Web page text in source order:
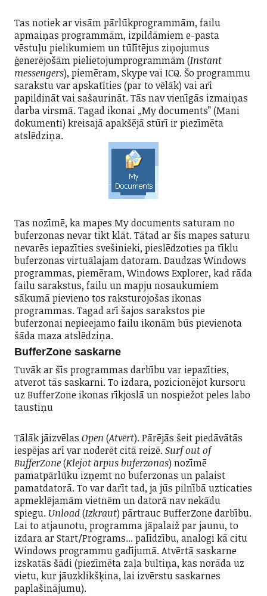
Tas notiek ar visām pārlūkprogrammām, failu
apmaiņas programmām, izpildāmiem e-pasta
vēstuļu pielikumiem un tūlītējus ziņojumus
ģenerējošām pielietojumprogrammām (Instant
messengers), piemēram, Skype vai ICQ. Šo programmu
sarakstu var apskatīties (par to vēlāk) vai arī
papildināt vai sašaurināt. Tās nav vienīgās izmaiņas
darba virsmā. Tagad ikonai „My documents” (Mani
dokumenti) kreisajā apakšējā stūrī ir piezīmēta
atslēdziņa.
Tas nozīmē, ka mapes My documents saturam no
buferzonas nevar tikt klāt. Tātad ar šīs mapes saturu
nevarēs iepazīties svešinieki, pieslēdzoties pa tīklu
buferzonas virtuālajam datoram. Daudzas Windows
programmas, piemēram, Windows Explorer, kad rāda
failu sarakstus, failu un mapju nosaukumiem
sākumā pievieno tos raksturojošas ikonas
programmas. Tagad arī šajos sarakstos pie
buferzonai nepieejamo failu ikonām būs pievienota
šāda maza atslēdziņa.
BufferZone saskarne
Tuvāk ar šīs programmas darbību var iepazīties,
atverot tās saskarni. To izdara, pozicionējot kursoru
uz BufferZone ikonas rīkjoslā un nospiežot peles labo
taustiņu
Tālāk jāizvēlas Open (Atvērt). Pārējās šeit piedāvātās
iespējas arī var noderēt citā reizē.Surf out of
BufferZone(Klejot ārpus buferzonas) nozīmē
pamatpārlūku izņemt no buferzonas un palaist
pamatdatorā. To var darīt tad, ja jūs pilnībā uzticaties
apmeklējamām vietnēm un datorā nav nekādu
spiegu. Unload(Izkraut) pārtrauc BufferZone darbību.
Lai to atjaunotu, programma jāpalaiž par jaunu, to
izdara ar Start/Programs... palīdzību, analogi kā citu
Windows programmu gadījumā. Atvērtā saskarne
izskatās šādi (piezīmēta zaļa bultiņa, kas norāda uz
vietu, kur jāuzklikšķina, lai izvērstu saskarnes
paplašinājumu).